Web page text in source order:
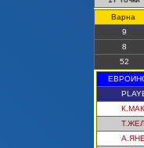
Варна
9
8
52